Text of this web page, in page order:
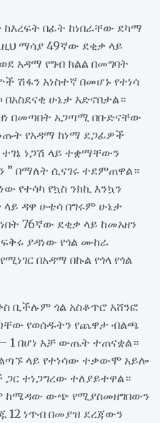
በፊት ከነበራቸው ደካማ
ማሳያ 49ኛው ደቂቃ ላይ
አዳማ የግብ ክልል በመግባት
ሽፋን አነስተኛ በመሆኑ የተነሳ
በአስደናቂ ሁኔታ አድኖበታል።
በመጣበት አጋጣሚ በቡድናቸው
የአዳማ ከነማ ደጋፊዎች
ነጋሽ ላይ ተቋማቸውን
” በማለት ሲናገሩ ተደምጠዋል።
የኳስ ንክኪ እንኳን
ዳዋ ሁቴሳ በግሩም ሁኔታ
76ኛው ደቂቃ ላይ ከመአዘን
ያዳነው የጎል ሙከራ
በአዳማ በኩል የጎላ የጎል
ቢችሉም ጎል አስቆጥሮ አሸንፎ
የወሰዱትን የጨዋታ ብልጫ
1 በሆነ አቻ ውጤት ተጠናቋል።
ላይ የተነሳው ተቃውሞ አይሎ
ተነጋግረው ተለያይተዋል።
ውጭ የሚያስመዘግበውን
12 ነጥብ በመያዝ ደረጃውን